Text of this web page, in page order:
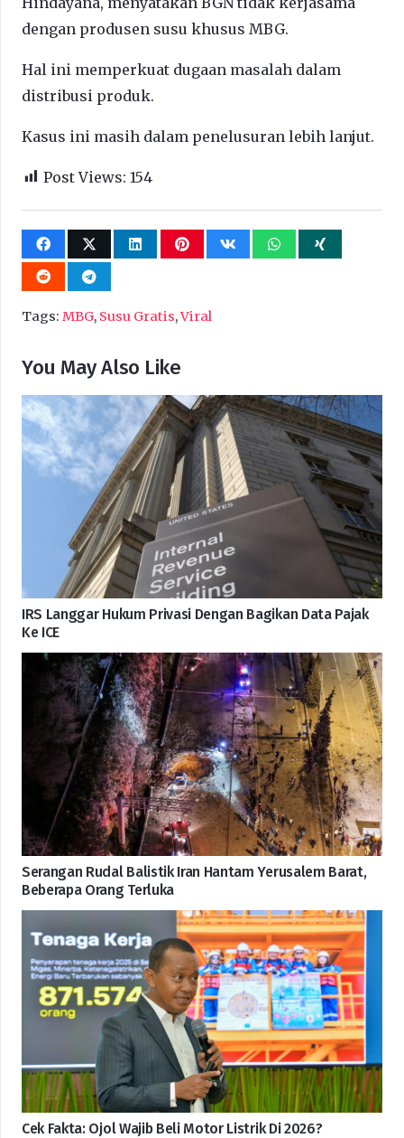
dengan produsen susu khusus MBG.
Hal ini memperkuat dugaan masalah dalam
distribusi produk.
Kasus ini masih dalam penelusuran lebih lanjut.
Post Views: 154
Tags: MBG, Susu Gratis,Viral
You May Also Like
IRS Langgar Hukum Privasi Dengan Bagikan Data Pajak
Ke ICE
Serangan Rudal Balistik Iran Hantam Yerusalem Barat,
Beberapa Orang Terluka
Cek Fakta: Ojol Wajib Beli Motor Listrik Di 2026?